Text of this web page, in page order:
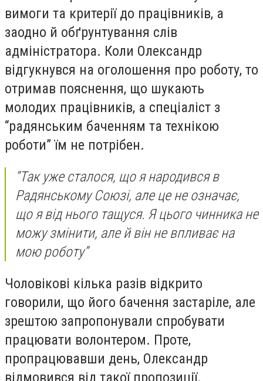
вимоги та критерії до працівників, а
заодно й обґрунтування слів
адміністратора. Коли Олександр
відгукнувся на оголошення про роботу, то
отримав пояснення, що шукають
молодих працівників, а спеціаліст з
“радянським баченням та технікою
роботи” їм не потрібен.
“Так уже сталося, що я народився в
Радянському Союзі, але це не означає,
що я від нього тащуся. Я цього чинника не
можу змінити, але й він не впливає на
мою роботу”
Чоловікові кілька разів відкрито
говорили, що його бачення застаріле, але
зрештою запропонували спробувати
працювати волонтером. Проте,
пропрацювавши день, Олександр
відмовився від такої пропозиції.